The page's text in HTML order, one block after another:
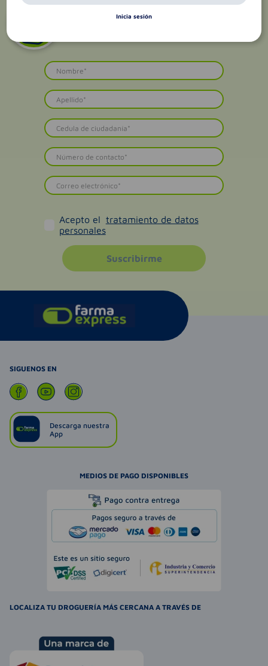
¡Suscríbete y recibe
Acepto el tratamiento de datos
personales
Suscribirme
SIGUENOS EN
Descarga nuestra
App
MEDIOS DE PAGO DISPONIBLES
LOCALIZA TU DROGUERÍA MÁS CERCANA A TRAVÉS DE
Inicia sesión